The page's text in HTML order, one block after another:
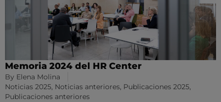
Memoria 2024 del HR Center
By Elena Molina
Noticias 2025, Noticias anteriores, Publicaciones 2025,
Publicaciones anteriores